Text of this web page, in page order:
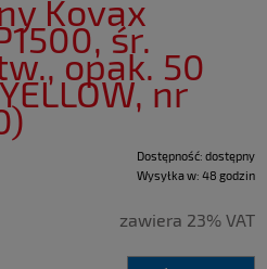
Kovax
śr.
opak. 50
nr
Dostępność: dostępny
Wysyłka w: 48 godzin
zawiera 23% VAT